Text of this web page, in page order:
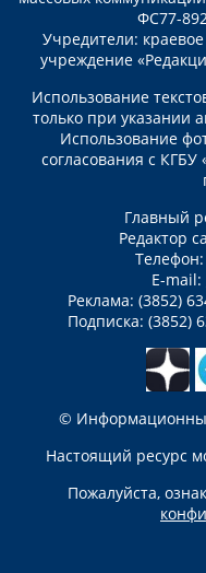
ФС77-
Учредители:
учреждение
Использование
только при указании
Использование
согласования с КГБУ
Главный
Редактор
Телефон:
E-mail:
Реклама: (3852)
Подписка: (3852)
©
Настоящий ресурс
Пожалуйста,